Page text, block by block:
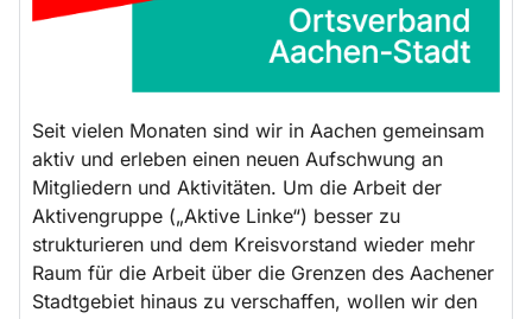
Seit vielen Monaten sind wir in Aachen gemeinsam
aktiv und erleben einen neuen Aufschwung an
Mitgliedern und Aktivitäten. Um die Arbeit der
Aktivengruppe („Aktive Linke“) besser zu
strukturieren und dem Kreisvorstand wieder mehr
Raum für die Arbeit über die Grenzen des Aachener
Stadtgebiet hinaus zu verschaffen, wollen wir den